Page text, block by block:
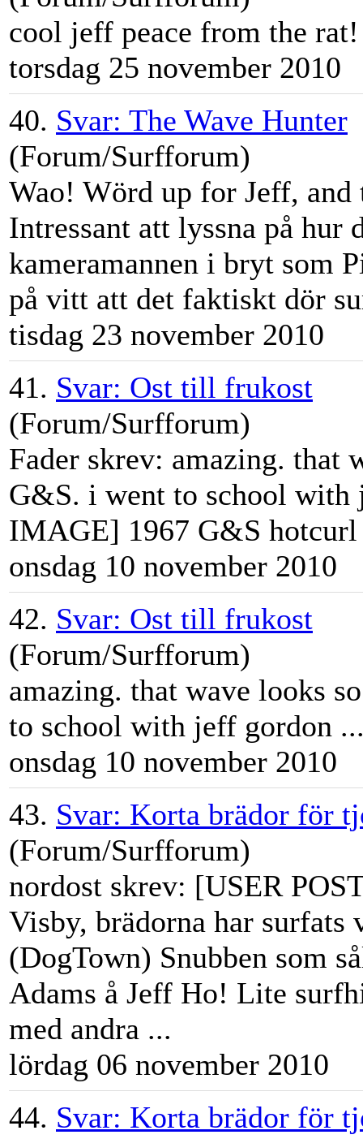
cool jeff peace from the
torsdag 25 november 2010
40. Svar: The Wave Hunter
(Forum/Surfforum)
Wao! Wörd up for Jeff,
Intressant att lyssna på hur
kameramannen i bryt som
på vitt att det faktiskt dör
tisdag 23 november 2010
41. Svar: Ost till frukost
(Forum/Surfforum)
Fader skrev: amazing. that
G&S. i went to school with
IMAGE] 1967 G&S
onsdag 10 november 2010
42. Svar: Ost till frukost
(Forum/Surfforum)
amazing. that wave looks
to school with jeff gordon
onsdag 10 november 2010
43. Svar: Korta brädor för
(Forum/Surfforum)
nordost skrev: [USER
Visby, brädorna har surfats
(DogTown) Snubben som
Adams å Jeff Ho! Lite
med andra ...
lördag 06 november 2010
44. Svar: Korta brädor för